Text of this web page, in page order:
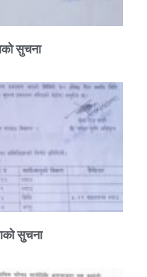
सुचना
सुचना